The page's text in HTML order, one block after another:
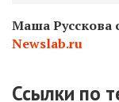
Маша Русскова
Newslab.ru
Ссылки по